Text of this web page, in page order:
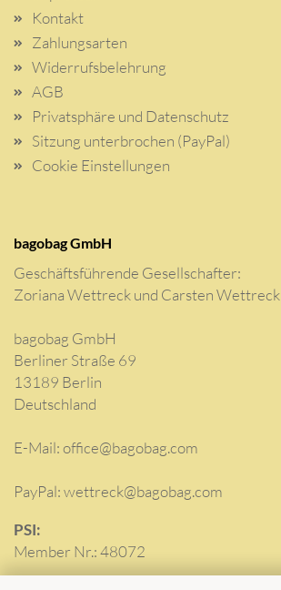
Kontakt
Zahlungsarten
Widerrufsbelehrung
AGB
Privatsphäre und Datenschutz
Sitzung unterbrochen (PayPal)
Cookie Einstellungen
bagobag GmbH
Geschäftsführende Gesellschafter:
Zoriana Wettreck und Carsten Wettreck
bagobag GmbH
Berliner Straße 69
13189 Berlin
Deutschland
E-Mail:office@bagobag.com
PayPal: wettreck@bagobag.com
PSI:
Member Nr.: 48072